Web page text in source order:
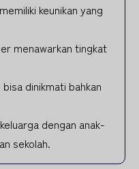
keunikan yang
menawarkan tingkat
dinikmati bahkan
dengan anak-
sekolah.